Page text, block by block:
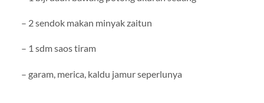
– 2 sendok makan minyak zaitun
– 1 sdm saos tiram
– garam, merica, kaldu jamur seperlunya